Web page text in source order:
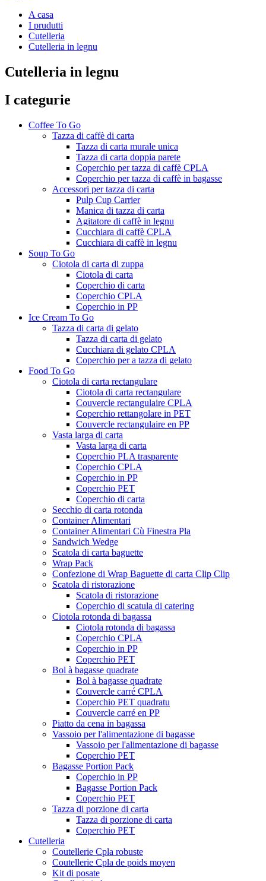
A casa
I prudutti
Cutelleria
Cutelleria in legnu
Cutelleria in legnu
I categurie
Coffee To Go
Tazza di caffè di carta
Tazza di carta murale unica
Tazza di carta doppia parete
Coperchio per tazza di caffè CPLA
Coperchio per tazza di caffè in bagasse
Accessori per tazza di carta
Pulp Cup Carrier
Manica di tazza di carta
Agitatore di caffè in legnu
Cucchiara di caffè CPLA
Cucchiara di caffè in legnu
Soup To Go
Ciotola di carta di zuppa
Ciotola di carta
Coperchio di carta
Coperchio CPLA
Coperchio in PP
Ice Cream To Go
Tazza di carta di gelato
Tazza di carta di gelato
Cucchiara di gelato CPLA
Coperchio per a tazza di gelato
Food To Go
Ciotola di carta rectangulare
Ciotola di carta rectangulare
Couvercle rectangulaire CPLA
Coperchio rettangolare in PET
Couvercle rectangulaire en PP
Vasta larga di carta
Vasta larga di carta
Coperchio PLA trasparente
Coperchio CPLA
Coperchio in PP
Coperchio PET
Coperchio di carta
Secchio di carta rotonda
Container Alimentari
Container Alimentari Cù Finestra Pla
Sandwich Wedge
Scatola di carta baguette
Wrap Pack
Confezione di Wrap Baguette di carta Clip Clip
Scatola di ristorazione
Scatola di ristorazione
Coperchio di scatula di catering
Ciotola rotonda di bagassa
Ciotola rotonda di bagassa
Coperchio CPLA
Coperchio in PP
Coperchio PET
Bol à bagasse quadrate
Bol à bagasse quadrate
Couvercle carré CPLA
Coperchio PET quadratu
Couvercle carré en PP
Piatto da cena in bagassa
Vassoio per l'alimentazione di bagasse
Vassoio per l'alimentazione di bagasse
Coperchio PET
Bagasse Portion Pack
Coperchio in PP
Bagasse Portion Pack
Coperchio PET
Tazza di porzione di carta
Tazza di porzione di carta
Coperchio PET
Cutelleria
Coutellerie Cpla robuste
Coutellerie Cpla de poids moyen
Kit di posate